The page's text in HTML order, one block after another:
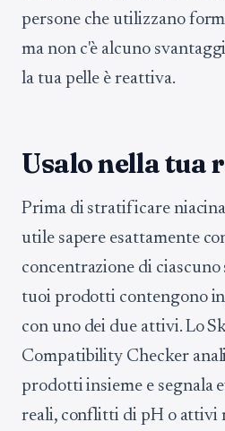
persone che utilizzano
ma non c'è alcuno
la tua pelle è reattiva.
Usalo nella tua
Prima di stratificare
utile sapere esattamente
concentrazione di ciascuno
tuoi prodotti contengono
con uno dei due attivi. Lo
Compatibility Checker
prodotti insieme e segnala
reali, conflitti di pH o attivi